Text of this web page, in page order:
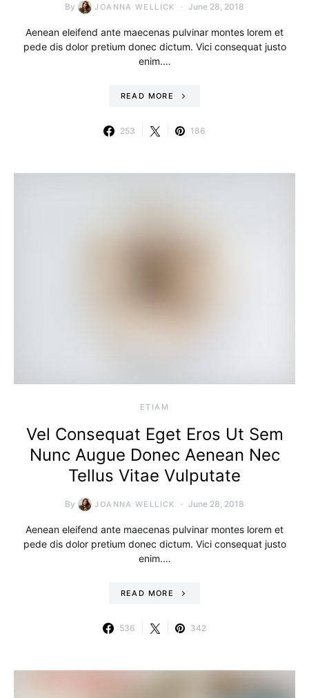
By JOANNA WELLICK June 28, 2018
Aenean eleifend ante maecenas pulvinar montes lorem et
pede dis dolor pretium donec dictum. Vici consequat justo
enim.…
READ MORE
253 186
ETIAM
Vel Consequat Eget Eros Ut Sem
Nunc Augue Donec Aenean Nec
Tellus Vitae Vulputate
By JOANNA WELLICK June 28, 2018
Aenean eleifend ante maecenas pulvinar montes lorem et
pede dis dolor pretium donec dictum. Vici consequat justo
enim.…
READ MORE
536 342